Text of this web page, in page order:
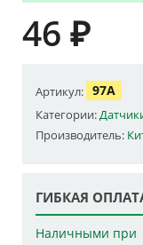
46₽
Артикул: 97A
Категории:
Производитель:
ГИБКАЯ
Наличными при